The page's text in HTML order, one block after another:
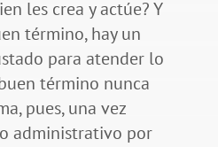
les crea y actúe? Y
término, hay un
para atender lo
término nunca
pues, una vez
administrativo por